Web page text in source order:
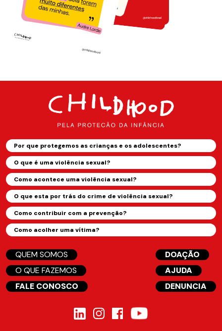
Por que protegemos as crianças e os adolescentes?
O que é uma violência sexual?
Como acontece uma violência sexual?
O que esta por trás do crime de violência sexual?
Como contribuir com a prevenção?
Como acolher uma vítima?
QUEM SOMOS
O QUE FAZEMOS
FALE CONOSCO
DOAÇÃO
AJUDA
DENUNCIA